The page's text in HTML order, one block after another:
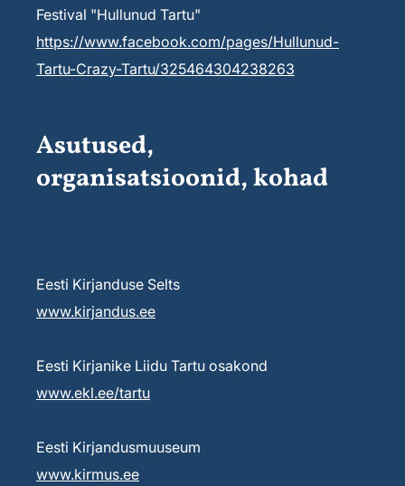
Festival "Hullunud Tartu"
https://www.facebook.com/pages/Hullunud-
Tartu-Crazy-Tartu/325464304238263
Asutused,
organisatsioonid, kohad
Eesti Kirjanduse Selts
www.kirjandus.ee
Eesti Kirjanike Liidu Tartu osakond
www.ekl.ee/tartu
Eesti Kirjandusmuuseum
www.kirmus.ee